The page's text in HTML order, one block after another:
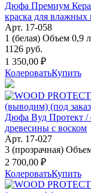
Дюфа Премиум
краска для
Арт. 17-058
1 (белая) Объем 0,9
1126 руб.
1 350,00 ₽
КолероватьКупить
Дюфа Вуд Протект /
древесины с воском
Арт. 17-027
3 (прозрачная)
2 700,00 ₽
КолероватьКупить